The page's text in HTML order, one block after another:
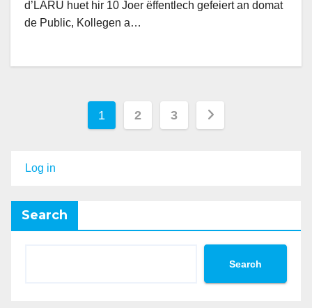
d’LARU huet hir 10 Joer ëffentlech gefeiert an domat
de Public, Kollegen a…
Posts
1 2 3
Log in
Search
Search